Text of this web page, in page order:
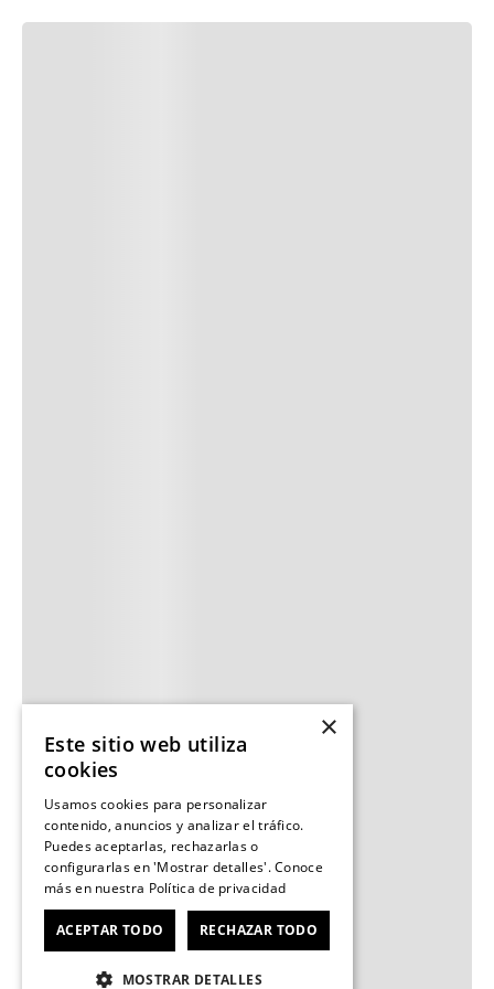
×
Este sitio web utiliza
cookies
Usamos cookies para personalizar
contenido, anuncios y analizar el tráfico.
Puedes aceptarlas, rechazarlas o
configurarlas en 'Mostrar detalles'. Conoce
más en nuestra Política de privacidad
ACEPTAR TODO RECHAZAR TODO
MOSTRAR DETALLES